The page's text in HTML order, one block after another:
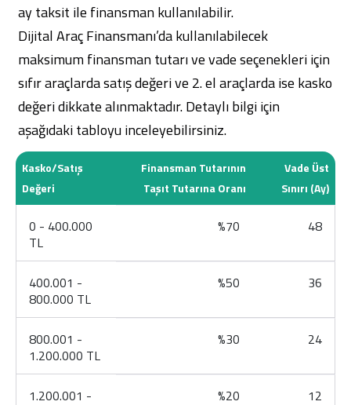
ay taksit ile finansman kullanılabilir.
Dijital Araç Finansmanı’da kullanılabilecek
maksimum finansman tutarı ve vade seçenekleri için
sıfır araçlarda satış değeri ve 2. el araçlarda ise kasko
değeri dikkate alınmaktadır. Detaylı bilgi için
aşağıdaki tabloyu inceleyebilirsiniz.
Kasko/Satış
Değeri
Finansman Tutarının
Taşıt Tutarına Oranı
Vade Üst
Sınırı (Ay)
0 - 400.000
TL
%70 48
400.001 -
800.000 TL
%50 36
800.001 -
1.200.000 TL
%30 24
1.200.001 -
%20 12